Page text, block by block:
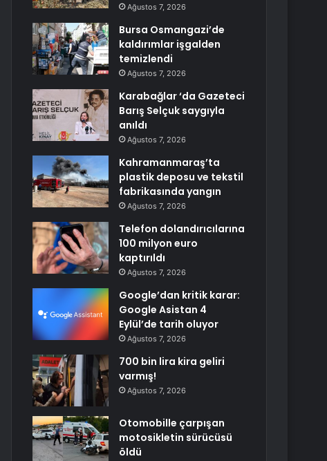
Ağustos 7, 2026
Bursa Osmangazi’de
kaldırımlar işgalden
temizlendi
Ağustos 7, 2026
Karabağlar ‘da Gazeteci
Barış Selçuk saygıyla
anıldı
Ağustos 7, 2026
Kahramanmaraş’ta
plastik deposu ve tekstil
fabrikasında yangın
Ağustos 7, 2026
Telefon dolandırıcılarına
100 milyon euro
kaptırıldı
Ağustos 7, 2026
Google’dan kritik karar:
Google Asistan 4
Eylül’de tarih oluyor
Ağustos 7, 2026
700 bin lira kira geliri
varmış!
Ağustos 7, 2026
Otomobille çarpışan
motosikletin sürücüsü
öldü